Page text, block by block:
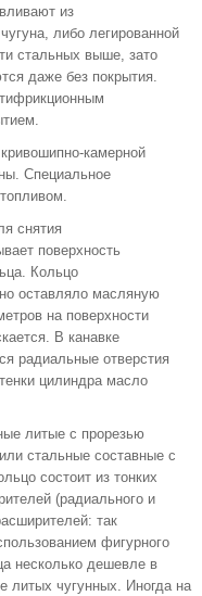
из
либо легированной
стальных выше, зато
даже без покрытия.
камерной
Специальное
снятия
поверхность
Кольцо
оставляло масляную
на поверхности
В канавке
радиальные отверстия
цилиндра масло
литые с прорезью
стальные составные с
состоит из тонких
(радиального и
так
фигурного
несколько дешевле в
литых чугунных. Иногда на